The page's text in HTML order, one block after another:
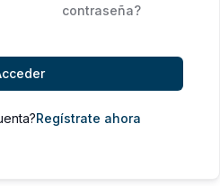
contraseña?
Regístrate ahora